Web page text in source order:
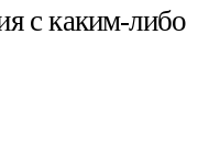
с каким-либо